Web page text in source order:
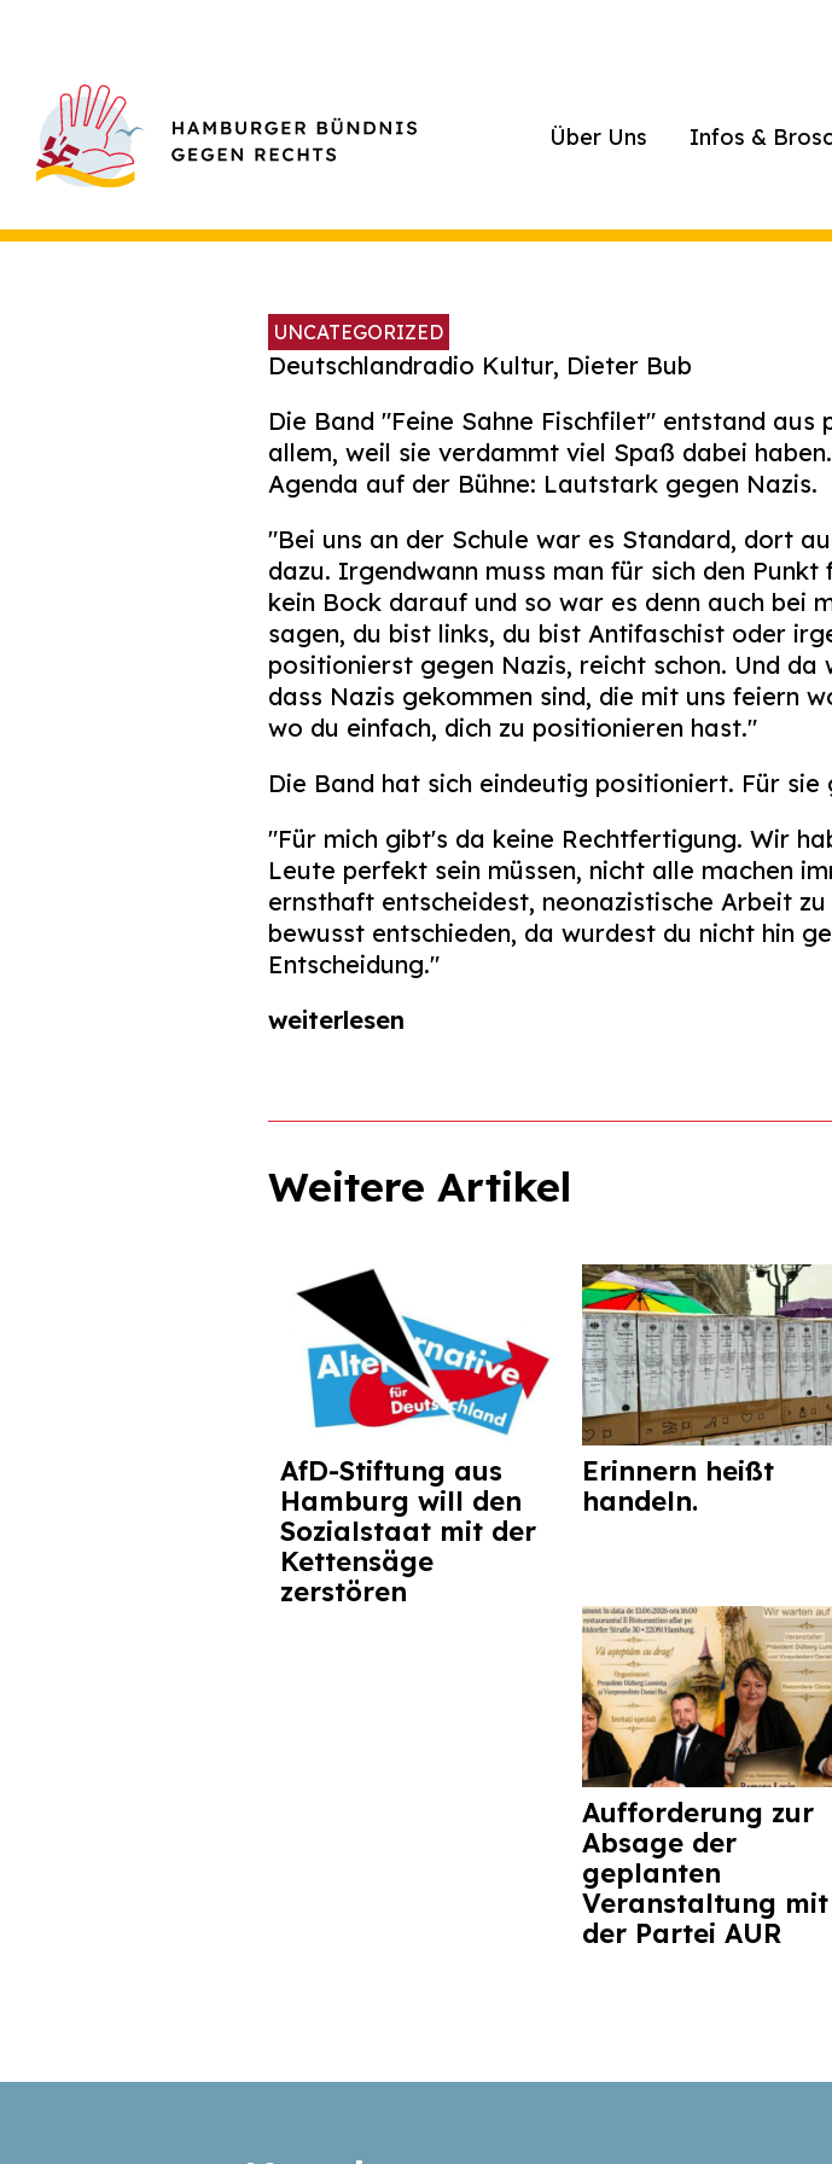
Über Uns Infos &
UNCATEGORIZED
Deutschlandradio Kultur, Dieter Bub
Die Band "Feine Sahne Fischfilet" entstand
allem, weil sie verdammt viel Spaß dabei
Agenda auf der Bühne: Lautstark gegen Nazis.
"Bei uns an der Schule war es Standard, dort
dazu. Irgendwann muss man für sich den
kein Bock darauf und so war es denn auch bei
sagen, du bist links, du bist Antifaschist oder
positionierst gegen Nazis, reicht schon. Und
dass Nazis gekommen sind, die mit uns feiern
wo du einfach, dich zu positionieren hast."
Die Band hat sich eindeutig positioniert. Für sie
"Für mich gibt's da keine Rechtfertigung. Wir
Leute perfekt sein müssen, nicht alle machen
ernsthaft entscheidest, neonazistische Arbeit
bewusst entschieden, da wurdest du nicht hin
Entscheidung."
weiterlesen
Weitere Artikel
AfD-Stiftung aus
Hamburg will den
Sozialstaat mit der
Kettensäge
zerstören
Erinnern heißt
handeln.
Aufforderung zur
Absage der
geplanten
Veranstaltung mit
der Partei AUR